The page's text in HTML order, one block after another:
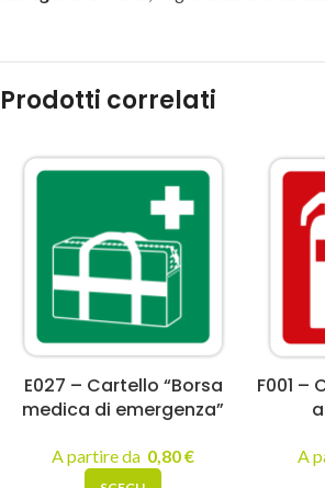
Prodotti correlati
E027 – Cartello “Borsa
medica di emergenza”
A partire da 0,80€
F001 –
A